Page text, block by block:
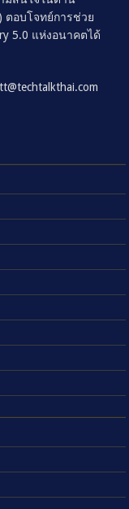
ตอบโจทย์การช่วย
5.0 แห่งอนาคตได้